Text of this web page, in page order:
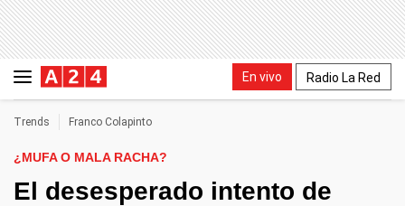
En vivo Radio La Red
Trends Franco Colapinto
¿MUFA O MALA RACHA?
El desesperado intento de